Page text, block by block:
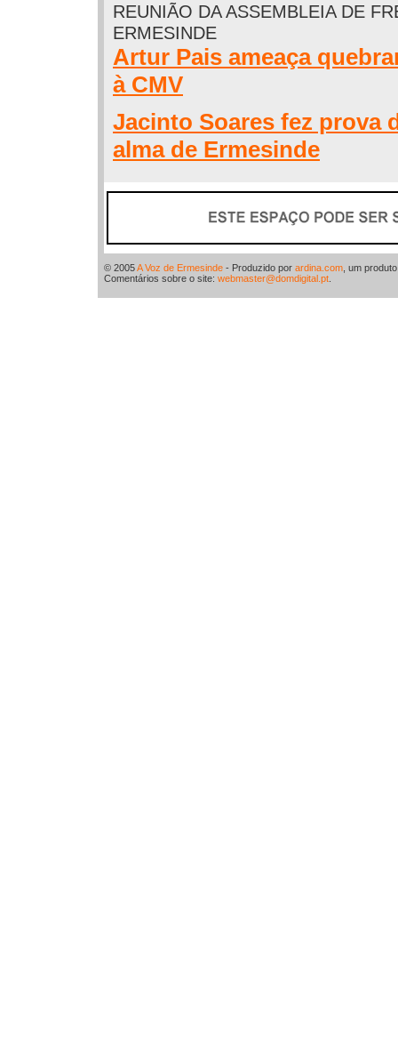
REUNIÃO DA ASSEMBLEIA DE
ERMESINDE
Artur Pais ameaça
à CMV
Jacinto Soares fez prova
alma de Ermesinde
© 2005A Voz de Ermesinde - Produzido por ardina.com , um
Comentários sobre o site: webmaster@domdigital.pt